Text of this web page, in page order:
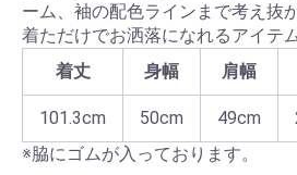
ーム、袖の配色ラインまで考え抜
着ただけでお洒落になれるアイテム
着丈
身幅 肩幅
101.3cm 50cm 49cm
※脇にゴムが入っております。